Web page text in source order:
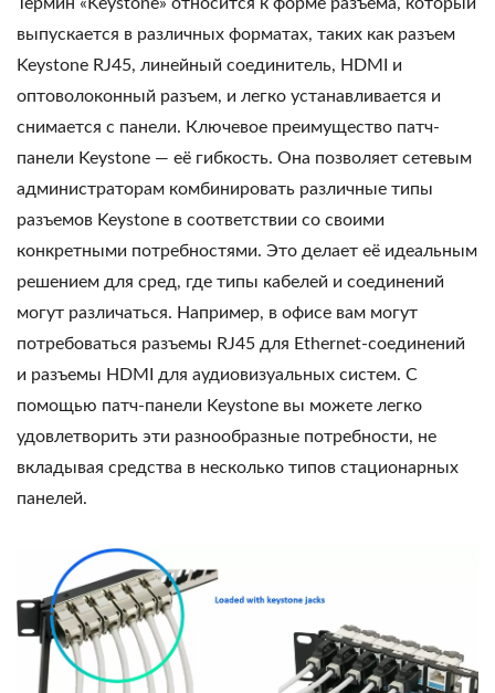
выпускается в различных форматах, таких как разъем
Keystone RJ45, линейный соединитель, HDMI и
оптоволоконный разъем, и легко устанавливается и
снимается с панели. Ключевое преимущество патч-
панели Keystone — её гибкость. Она позволяет сетевым
администраторам комбинировать различные типы
разъемов Keystone в соответствии со своими
конкретными потребностями. Это делает её идеальным
решением для сред, где типы кабелей и соединений
могут различаться. Например, в офисе вам могут
потребоваться разъемы RJ45 для Ethernet-соединений
и разъемы HDMI для аудиовизуальных систем. С
помощью патч-панели Keystone вы можете легко
удовлетворить эти разнообразные потребности, не
вкладывая средства в несколько типов стационарных
панелей.